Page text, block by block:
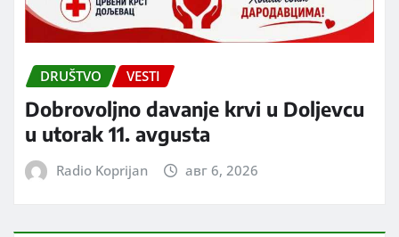
DRUŠTVO VESTI
Dobrovoljno davanje krvi u Doljevcu
u utorak 11. avgusta
Radio Koprijan авг 6, 2026